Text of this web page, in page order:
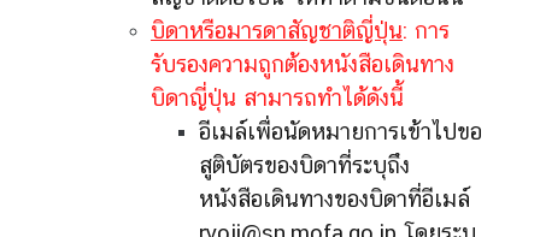
บิดาหรือมารดาสัญชาติญี่ปุ่น: การ
รับรองความถูกต้องหนังสือเดินทาง
บิดาญี่ปุ่น สามารถทำได้ดังนี้
อีเมล์เพื่อนัดหมายการเข้าไปขอ
สูติบัตรของบิดาที่ระบุถึง
หนังสือเดินทางของบิดาที่อีเมล์